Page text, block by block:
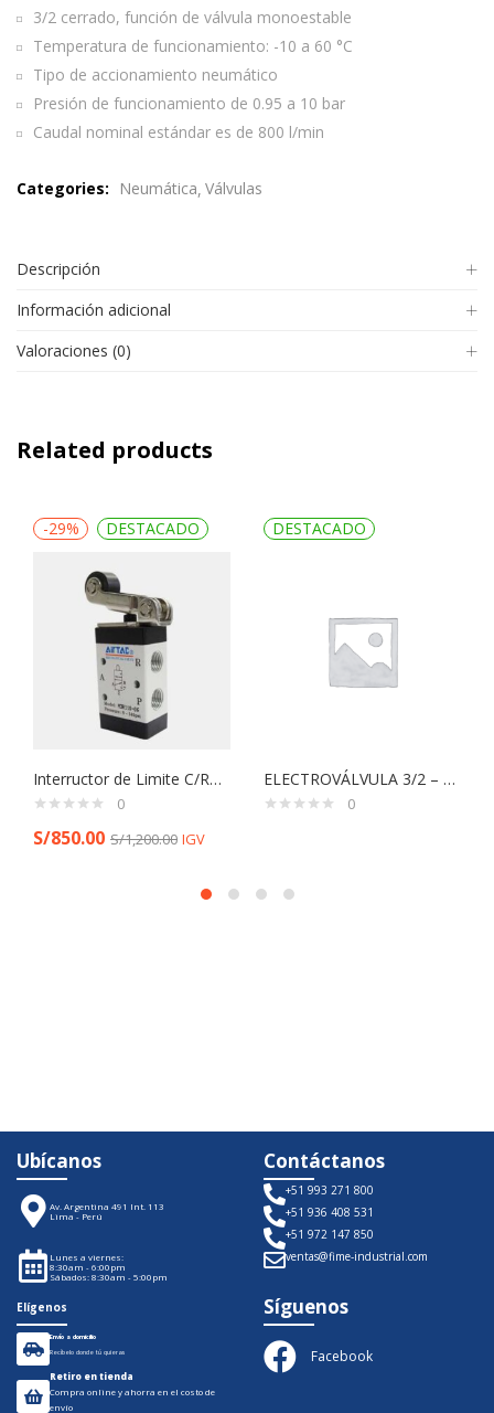
3/2 cerrado, función de válvula monoestable
Temperatura de funcionamiento: -10 a 60 °C
Tipo de accionamiento neumático
Presión de funcionamiento de 0.95 a 10 bar
Caudal nominal estándar es de 800 l/min
Categories: Neumática Válvulas
Descripción
Información adicional
Valoraciones (0)
Related products
-29% DESTACADO
Interructor de Limite C/Rodillo Serie M3 Y M5 Pruebas
0
S/850.00 S/1,200.00 IGV
DESTACADO
ELECTROVÁLVULA 3/2 – G1/4 MFH – FESTO
0
Ubícanos
Av. Argentina 491 Int. 113
Lima - Perú
Lunes a viernes:
8:30am - 6:00pm
Sábados: 8:30am - 5:00pm
Contáctanos
+51 993 271 800
+51 936 408 531
+51 972 147 850
ventas@fime-industrial.com
Elígenos
Envío a domicilio
Recíbelo donde tú quieras
Retiro en tienda
Compra online y ahorra en el costo de
envío
Síguenos
Facebook